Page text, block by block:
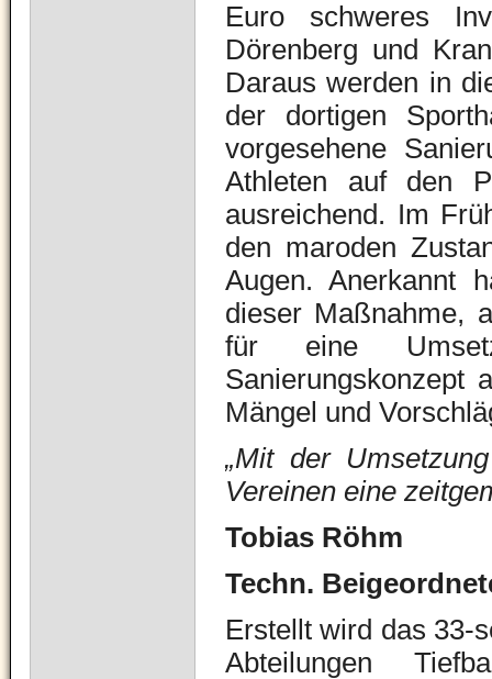
Euro schweres
Dörenberg und
Daraus werden in
der dortigen
vorgesehene
Athleten auf den
ausreichend. Im
den maroden
Augen. Anerkannt
dieser Maßnahme,
für eine
Sanierungskonzept
Mängel und
„Mit der
Vereinen eine
Tobias Röhm
Techn.
Erstellt wird das 33-
Abteilungen